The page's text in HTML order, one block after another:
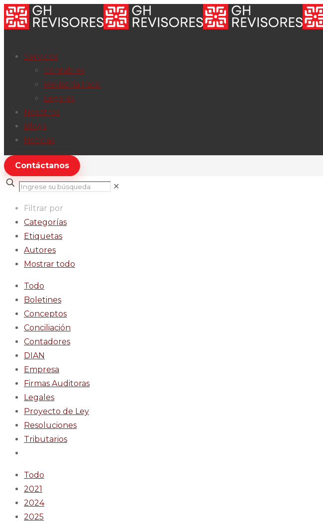
Servicios
Contables
Revisoría fiscal
Legales
Nosotros
Blogs
Noticias
Contáctanos
✕
Filtrar por
Categorías
Etiquetas
Autores
Mostrar todo
Todo
Boletines
Conceptos
Conciliación
Contadores
DIAN
Empresa
Firmas Auditoras
Legales
Proyecto de Ley
Resoluciones
Tributarios
Todo
2021
2024
2025